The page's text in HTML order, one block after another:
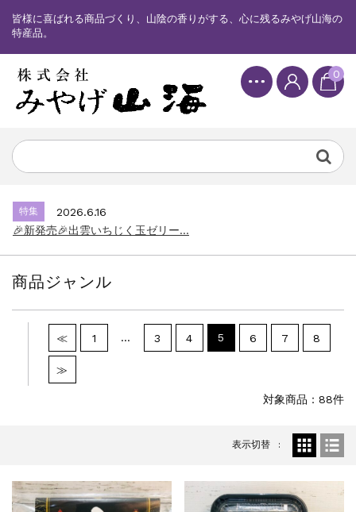
皆様に喜ばれる商品づくり、山陰の香りがする、心に残るみやげ山海の
特産品。
0
カード情報が適切ではありません。「カード...
特集
2026.7.17
特集
2026.6.16
🎉新発売🎉出雲いちじく玉ゼリー...
特集
2026.7.17
特集
2026.6.16
🎉新発売🎉出雲いちじく玉ゼリー...
カード情報が適切ではありません。「カード...
商品ジャンル
≪ 1 … 3 4 5 6 7 8
≫
対象商品：88件
表示切替